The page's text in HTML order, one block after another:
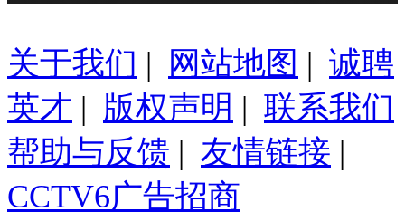
关于我们 | 网站地图 | 诚聘
英才 | 版权声明 | 联系我们
帮助与反馈 | 友情链接 |
CCTV6广告招商